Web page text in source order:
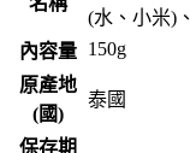
(水、小米)
內容量 150g
原產地
(國)
泰國
保存期